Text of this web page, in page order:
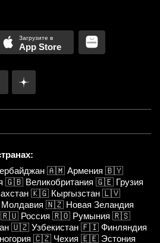
App Store
🇦🇲 Армения 🇧🇾
🇬🇧 Великобритания 🇬🇪 Грузия
🇰🇬 Кыргызстан 🇱🇻
Молдавия 🇳🇿 Новая Зеландия
🇷🇺 Россия 🇷🇴 Румыния 🇷🇸
🇺🇿 Узбекистан 🇫🇮 Финляндия
🇨🇿 Чехия 🇪🇪 Эстония